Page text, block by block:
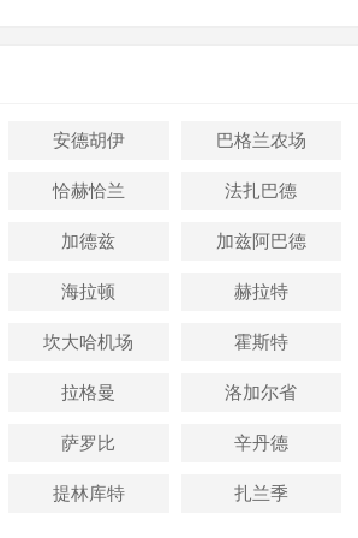
安德胡伊 巴格兰农场
恰赫恰兰 法扎巴德
加德兹 加兹阿巴德
海拉顿 赫拉特
坎大哈机场 霍斯特
拉格曼 洛加尔省
萨罗比 辛丹德
提林库特 扎兰季